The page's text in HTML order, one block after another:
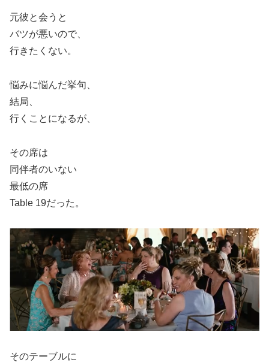
元彼と会うと
バツが悪いので、
行きたくない。
悩みに悩んだ挙句、
結局、
行くことになるが、
その席は
同伴者のいない
最低の席
Table 19だった。
そのテーブルに